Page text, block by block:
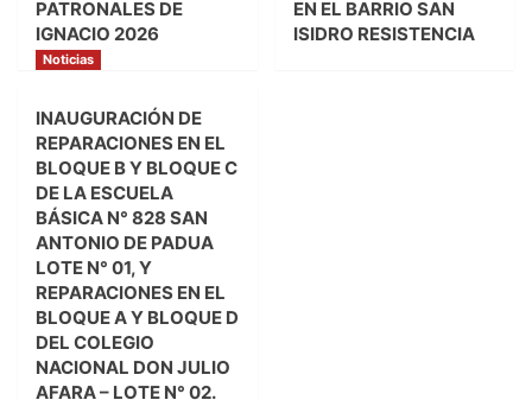
PATRONALES DE
IGNACIO 2026
EN EL BARRIO SAN
ISIDRO RESISTENCIA
Noticias
INAUGURACIÓN DE
REPARACIONES EN EL
BLOQUE B Y BLOQUE C
DE LA ESCUELA
BÁSICA N° 828 SAN
ANTONIO DE PADUA
LOTE N° 01, Y
REPARACIONES EN EL
BLOQUE A Y BLOQUE D
DEL COLEGIO
NACIONAL DON JULIO
AFARA – LOTE N° 02.